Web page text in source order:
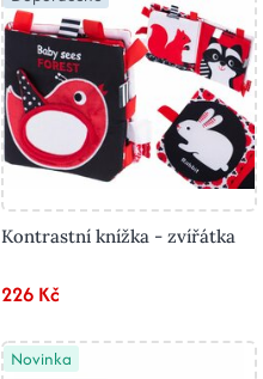
Kontrastní knížka - zvířátka
226 Kč
Novinka